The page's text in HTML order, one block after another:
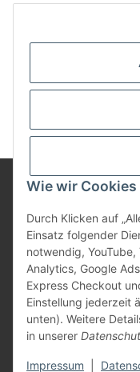
Wie wir Cookies
Durch Klicken auf
Einsatz folgender
notwendig,
Analytics, Google
Express Checkout
Einstellung jederzeit
unten). Weitere
in unserer
Impressum
Neu hier?Jetzt
Informationen
Gesetzliche